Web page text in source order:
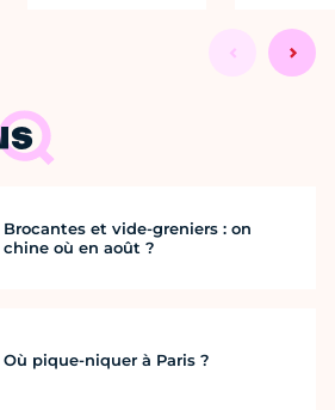
Brocantes et vide-greniers : on
chine où en août ?
Où pique-niquer à Paris ?